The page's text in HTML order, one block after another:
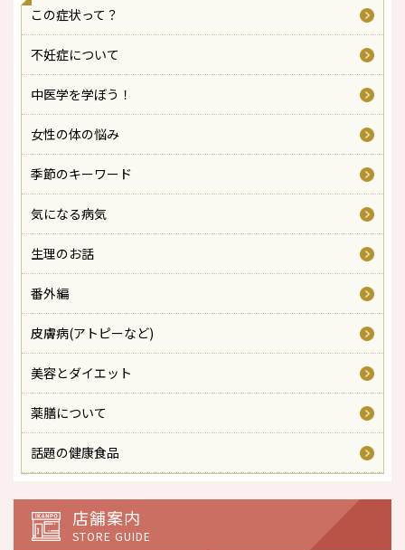
この症状って？
不妊症について
中医学を学ぼう！
女性の体の悩み
季節のキーワード
気になる病気
生理のお話
番外編
皮膚病(アトピーなど)
美容とダイエット
薬膳について
話題の健康食品
店舗案内
STORE GUIDE